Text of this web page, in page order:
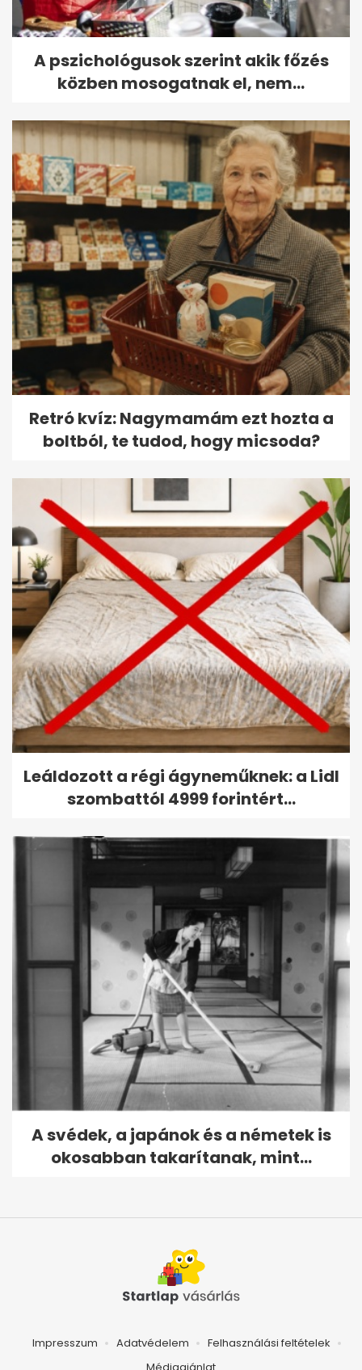
A pszichológusok szerint akik főzés
közben mosogatnak el, nem...
Retró kvíz: Nagymamám ezt hozta a
boltból, te tudod, hogy micsoda?
Leáldozott a régi ágyneműknek: a Lidl
szombattól 4999 forintért...
A svédek, a japánok és a németek is
okosabban takarítanak, mint...
Impresszum Adatvédelem
Felhasználási feltételek